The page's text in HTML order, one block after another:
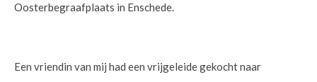
Oosterbegraafplaats in Enschede.
Een vriendin van mij had een vrijgeleide gekocht naar